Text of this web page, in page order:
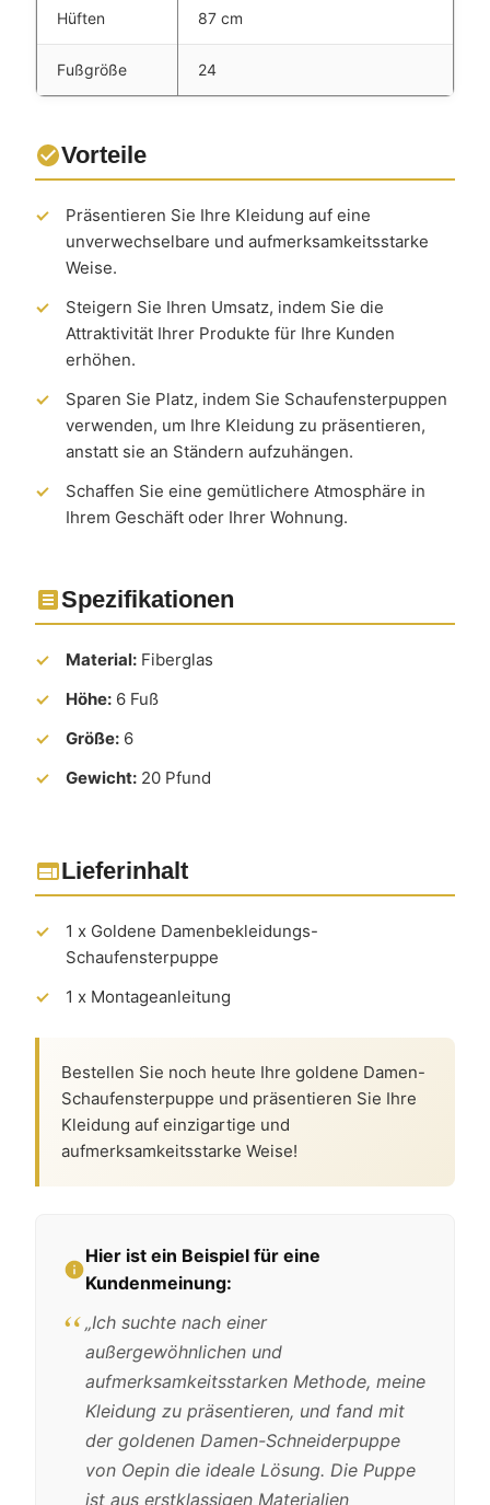
Hüften 87 cm
Fußgröße 24
Vorteile
Präsentieren Sie Ihre Kleidung auf eine
unverwechselbare und aufmerksamkeitsstarke
Weise.
Steigern Sie Ihren Umsatz, indem Sie die
Attraktivität Ihrer Produkte für Ihre Kunden
erhöhen.
Sparen Sie Platz, indem Sie Schaufensterpuppen
verwenden, um Ihre Kleidung zu präsentieren,
anstatt sie an Ständern aufzuhängen.
Schaffen Sie eine gemütlichere Atmosphäre in
Ihrem Geschäft oder Ihrer Wohnung.
Spezifikationen
Material:Fiberglas
Höhe:6 Fuß
Größe:6
Gewicht:20 Pfund
Lieferinhalt
1 x Goldene Damenbekleidungs-
Schaufensterpuppe
1 x Montageanleitung
Bestellen Sie noch heute Ihre goldene Damen-
Schaufensterpuppe und präsentieren Sie Ihre
Kleidung auf einzigartige und
aufmerksamkeitsstarke Weise!
Hier ist ein Beispiel für eine
Kundenmeinung:
„Ich suchte nach einer
außergewöhnlichen und
aufmerksamkeitsstarken Methode, meine
Kleidung zu präsentieren, und fand mit
der goldenen Damen-Schneiderpuppe
von Oepin die ideale Lösung. Die Puppe
ist aus erstklassigen Materialien